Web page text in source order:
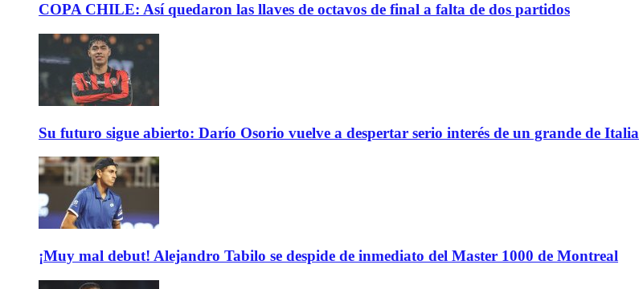
COPA CHILE: Así quedaron las llaves de octavos de final a falta de dos partidos
Su futuro sigue abierto: Darío Osorio vuelve a despertar serio interés de un grande de Italia
¡Muy mal debut! Alejandro Tabilo se despide de inmediato del Master 1000 de Montreal